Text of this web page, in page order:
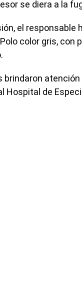
se diera a la
el responsable
color gris, con
brindaron
Hospital de